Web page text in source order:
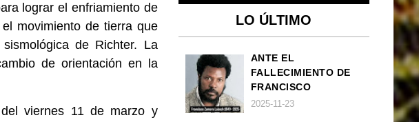
lograr el enfriamiento de
movimiento de tierra que
de Richter. La
de orientación en la
viernes 11 de marzo y
LO ÚLTIMO
ANTE EL
FALLECIMIENTO DE
FRANCISCO
ZAMORA LOBOCH
2025-11-23